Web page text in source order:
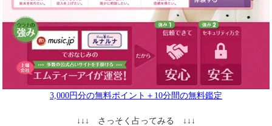
3,000円分の無料ポイント＋10分間の無料鑑定
↓↓↓ さっそく占ってみる ↓↓↓